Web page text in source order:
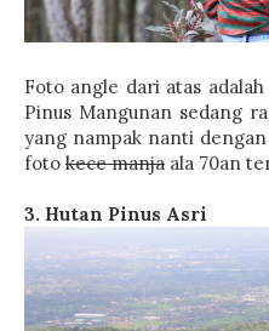
Foto angle dari atas
Pinus Mangunan sedang
yang nampak nanti
foto kece manja ala 70an
3. Hutan Pinus Asri